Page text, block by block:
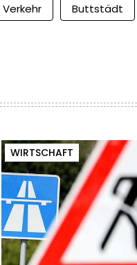
Verkehr Buttstädt
WIRTSCHAFT